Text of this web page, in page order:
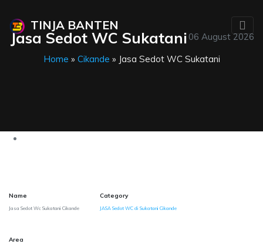
TINJA BANTEN
06 August 2026
Jasa Sedot WC Sukatani
Home » Cikande » Jasa Sedot WC Sukatani
Name
Jasa Sedot Wc Sukatani Cikande
Category
JASA Sedot WC di Sukatani Cikande
Area